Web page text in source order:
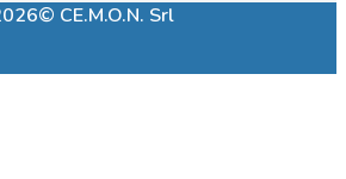
CE.M.O.N. Srl